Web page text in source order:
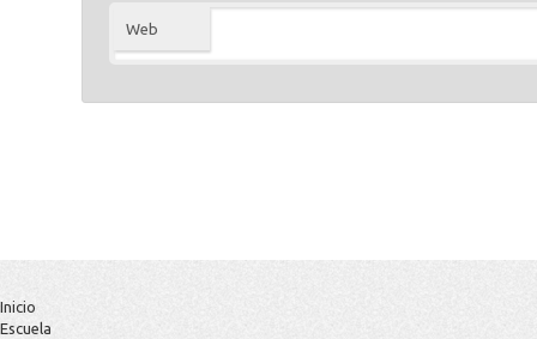
Web
Inicio
Escuela